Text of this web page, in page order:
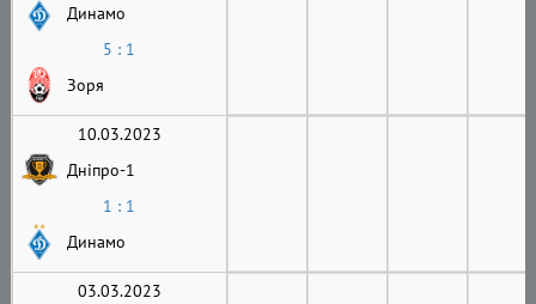
Динамо
5 : 1
Зоря
10.03.2023
Дніпро-1
1 : 1
Динамо
03.03.2023